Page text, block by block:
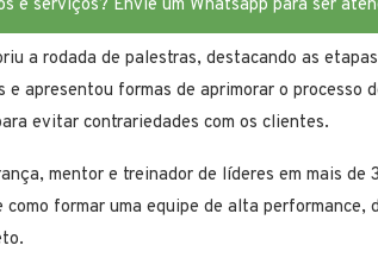
e serviços? Envie um Whatsapp para ser
a rodada de palestras, destacando as
e apresentou formas de aprimorar o processo
evitar contrariedades com os clientes.
mentor e treinador de líderes em mais de
formar uma equipe de alta performance,